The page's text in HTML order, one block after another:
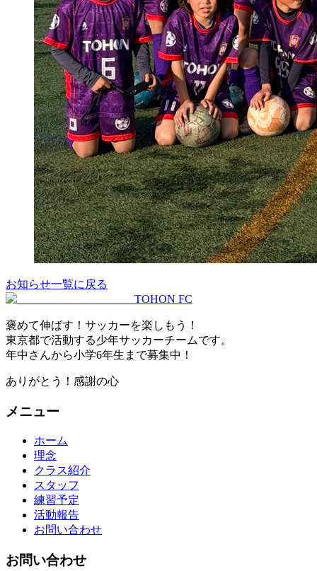
お知らせ一覧に戻る
TOHON FC
褒めて伸ばす！サッカーを楽しもう！
東京都で活動する少年サッカーチームです。
年中さんから小学6年生まで募集中！
ありがとう！感謝の心
メニュー
ホーム
理念
クラス紹介
スタッフ
練習予定
活動報告
お問い合わせ
お問い合わせ